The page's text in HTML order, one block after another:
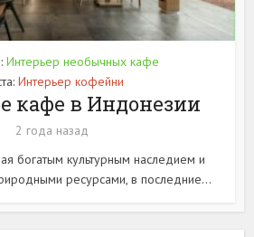
Интерьер необычных кафе
Интерьер кофейни
кафе в Индонезии
2 года назад
богатым культурным наследием и
ресурсами, в последние...